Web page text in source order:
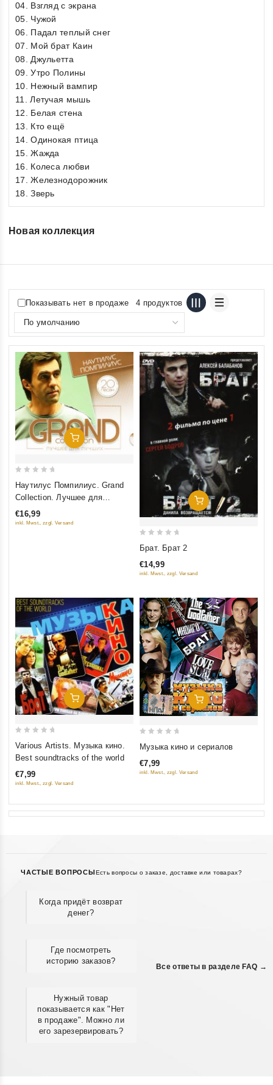
04. Взгляд с экрана
05. Чужой
06. Падал теплый снег
07. Мой брат Каин
08. Джульетта
09. Утро Полины
10. Нежный вампир
11. Летучая мышь
12. Белая стена
13. Кто ещё
14. Одинокая птица
15. Жажда
16. Колеса любви
17. Железнодорожник
18. Зверь
Новая коллекция
Показывать нет в продаже 4 продуктов
Добавить В Корзину
out
5
Наутилус Помпилиус. Grand
Collection. Лучшее для
лучших
€16,99
inkl. Mwst., zzgl. Versand
Добавить В Корзину
out
of
Брат. Брат 2
€14,99
inkl. Mwst., zzgl. Versand
Добавить В Корзину
5
Various Artists. Музыка кино.
Best soundtracks of the world
€7,99
inkl. Mwst., zzgl. Versand
Добавить В Корзину
out
of
Музыка кино и сериалов
€7,99
inkl. Mwst., zzgl. Versand
ЧАСТЫЕ ВОПРОСЫ Есть вопросы о заказе, доставке или товарах?
Когда придёт возврат
денег?
Где посмотреть
историю заказов?
Нужный товар
показывается как "Нет
в продаже". Можно ли
его зарезервировать?
Все ответы в разделе FAQ →